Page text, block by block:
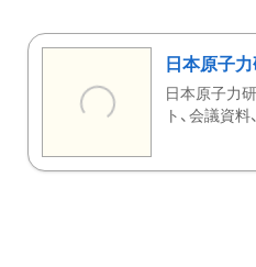
日本原子
日本原子力
ト、会議資